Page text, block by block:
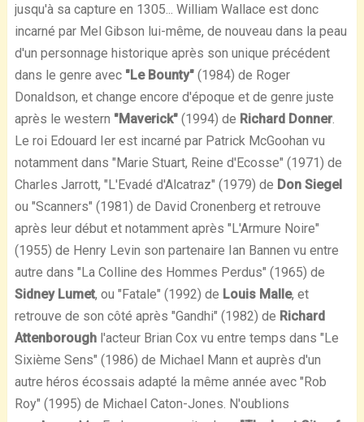
jusqu'à sa capture en 1305... William Wallace est donc
incarné par Mel Gibson lui-même, de nouveau dans la peau
d'un personnage historique après son unique précédent
dans le genre avec "Le Bounty"(1984) de Roger
Donaldson, et change encore d'époque et de genre juste
après le western "Maverick"(1994) de Richard Donner.
Le roi Edouard Ier est incarné par Patrick McGoohan vu
notamment dans "Marie Stuart, Reine d'Ecosse" (1971) de
Charles Jarrott, "L'Evadé d'Alcatraz" (1979) de Don Siegel
ou "Scanners" (1981) de David Cronenberg et retrouve
après leur début et notamment après "L'Armure Noire"
(1955) de Henry Levin son partenaire Ian Bannen vu entre
autre dans "La Colline des Hommes Perdus" (1965) de
Sidney Lumet, ou "Fatale" (1992) de Louis Malle, et
retrouve de son côté après "Gandhi" (1982) de Richard
Attenboroughl'acteur Brian Cox vu entre temps dans "Le
Sixième Sens" (1986) de Michael Mann et auprès d'un
autre héros écossais adapté la même année avec "Rob
Roy" (1995) de Michael Caton-Jones. N'oublions